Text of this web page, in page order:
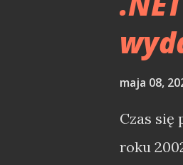
.NET
Linuxie
i na
też jako
Do
https://
maja 08,
Czas się
roku